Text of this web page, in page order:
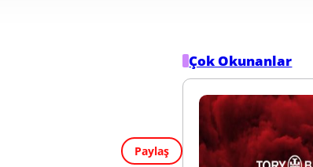
Paylaş
Çok Okunanlar